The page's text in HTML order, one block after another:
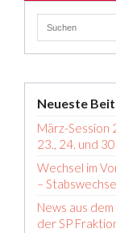
Neueste
März-Session
23., 24. und
Wechsel im
–
News aus
der SP